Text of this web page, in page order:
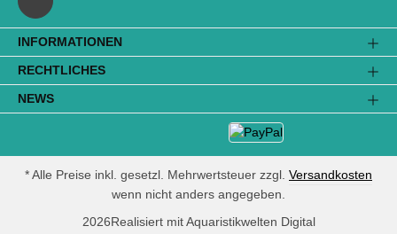
INFORMATIONEN
RECHTLICHES
NEWS
* Alle Preise inkl. gesetzl. Mehrwertsteuer zzgl. Versandkosten
wenn nicht anders angegeben.
2026Realisiert mit Aquaristikwelten Digital